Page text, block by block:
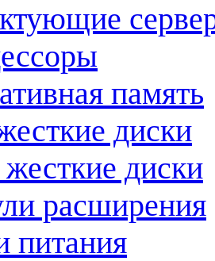
память
диски
диски
расширения
питания